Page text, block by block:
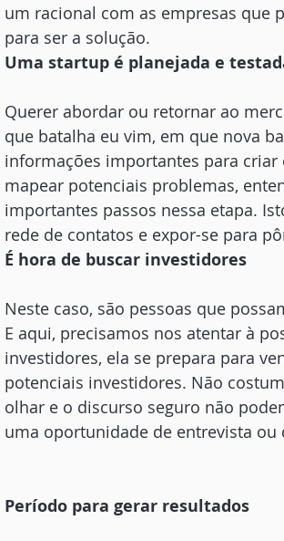
um racional com as empresas que
para ser a solução.
Uma startup é planejada e
Querer abordar ou retornar ao
que batalha eu vim, em que nova
informações importantes para criar
mapear potenciais problemas,
importantes passos nessa etapa.
rede de contatos e expor-se para
É hora de buscar investidores
Neste caso, são pessoas que
E aqui, precisamos nos atentar à
investidores, ela se prepara para
potenciais investidores. Não
olhar e o discurso seguro não
uma oportunidade de entrevista ou
Período para gerar resultados